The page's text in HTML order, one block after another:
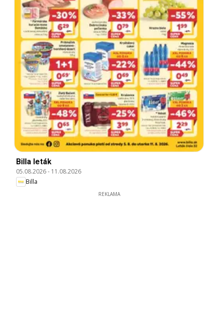
Billa leták
05.08.2026- 11.08.2026
Billa
REKLAMA